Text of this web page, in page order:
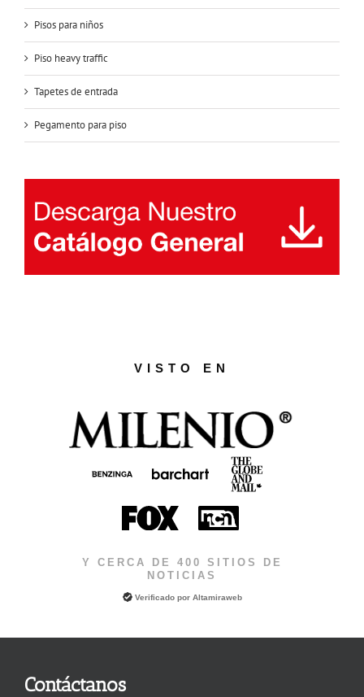
Pisos para niños
Piso heavy traffic
Tapetes de entrada
Pegamento para piso
VISTO EN
Y CERCA DE 400 SITIOS DE
NOTICIAS
Verificado por Altamiraweb
Contáctanos